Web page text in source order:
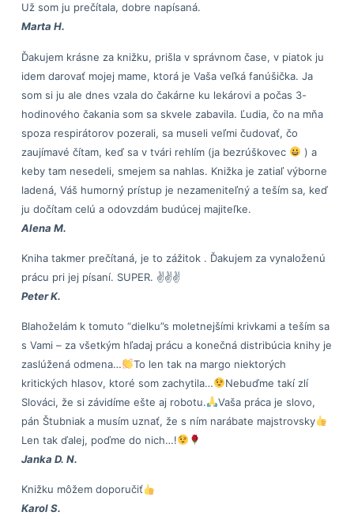
Už som ju prečítala, dobre napísaná.
Marta H.
Ďakujem krásne za knižku, prišla v správnom čase, v piatok ju
idem darovať mojej mame, ktorá je Vaša veľká fanúšička. Ja
som si ju ale dnes vzala do čakárne ku lekárovi a počas 3-
hodinového čakania som sa skvele zabavila. Ľudia, čo na mňa
spoza respirátorov pozerali, sa museli veľmi čudovať, čo
zaujímavé čítam, keď sa v tvári rehlím (ja bezrúškovec
) a
keby tam nesedeli, smejem sa nahlas. Knižka je zatiaľ výborne
ladená, Váš humorný prístup je nezameniteľný a teším sa, keď
ju dočítam celú a odovzdám budúcej majiteľke.
Alena M.
Kniha takmer prečítaná, je to zážitok . Ďakujem za vynaloženú
prácu pri jej písaní. SUPER. ✌✌✌
Peter K.
Blahoželám k tomuto “dielku”s moletnejšími krivkami a teším sa
s Vami – za všetkým hľadaj prácu a konečná distribúcia knihy je
zaslúžená odmena…
To len tak na margo niektorých
kritických hlasov, ktoré som zachytila…
Nebuďme takí zlí
Slováci, že si závidíme ešte aj robotu.
Vaša práca je slovo,
pán Štubniak a musím uznať, že s ním narábate majstrovsky
Len tak ďalej, poďme do nich…!
Janka D. N.
Knižku môžem doporučiť
Karol S.